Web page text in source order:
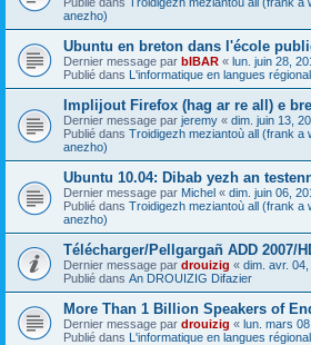
anezho)
Ubuntu en breton dans l'école
Dernier message par bIBAR « lun. juin 28,
Publié dans L'informatique en langues
Implijout Firefox (hag ar re all) e
Dernier message par jeremy « dim. juin 13,
Publié dans Troidigezh meziantoù all (frank a
anezho)
Ubuntu 10.04: Dibab yezh an
Dernier message par Michel « dim. juin 06,
Publié dans Troidigezh meziantoù all (frank a
anezho)
Télécharger/Pellgargañ ADD 2007/
Dernier message par drouizig « dim. avr.
Publié dans An DROUIZIG Difazier
More Than 1 Billion Speakers of
Dernier message par drouizig « lun. mars
Publié dans L'informatique en langues